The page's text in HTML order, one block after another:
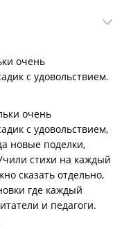
очень
с удовольствием.
очень
с удовольствием,
новые поделки,
стихи на каждый
сказать отдельно,
где каждый
и педагоги.